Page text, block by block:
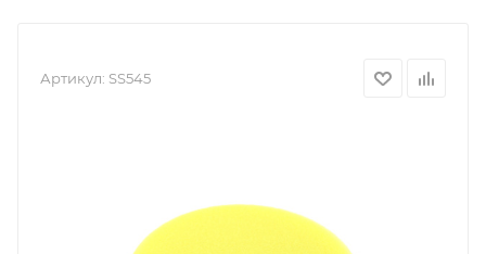
Артикул: SS545